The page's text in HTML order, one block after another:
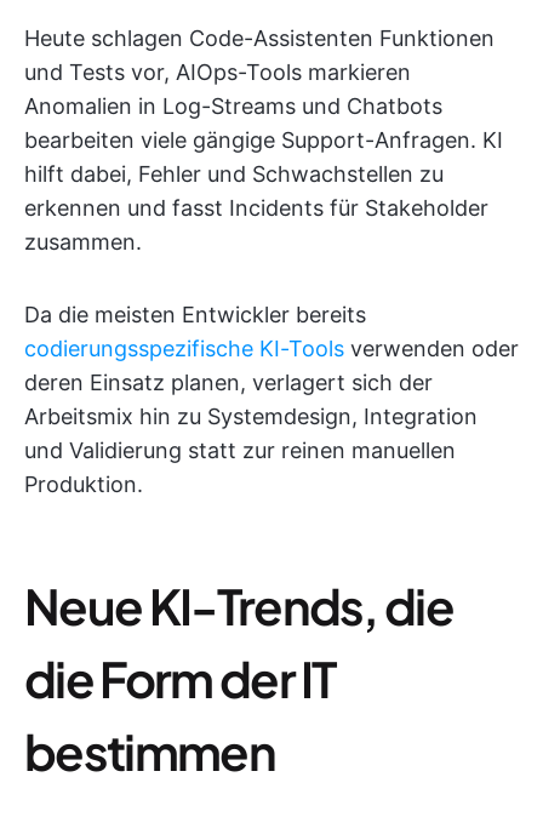
Heute schlagen Code-Assistenten Funktionen
und Tests vor, AIOps-Tools markieren
Anomalien in Log-Streams und Chatbots
bearbeiten viele gängige Support-Anfragen. KI
hilft dabei, Fehler und Schwachstellen zu
erkennen und fasst Incidents für Stakeholder
zusammen.
Da die meisten Entwickler bereits
codierungsspezifische KI-Tools verwenden oder
deren Einsatz planen, verlagert sich der
Arbeitsmix hin zu Systemdesign, Integration
und Validierung statt zur reinen manuellen
Produktion.
Neue KI-Trends, die
die Form der IT
bestimmen